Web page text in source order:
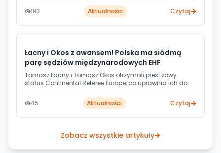
Jedziniaka ulegli 34:35 w niezwykle emocjonującym
pojedynku, co oznacza walkę o trzynaste miejsce
193 Aktualności Czytaj
Łacny i Okos z awansem! Polska ma siódmą
parę sędziów międzynarodowych EHF
Tomasz Łacny i Tomasz Okos otrzymali prestiżowy
status Continental Referee Europe, co uprawnia ich do
duet przekonał do siebie obserwatorów EHF podczas
lipcowego kursu certyfikacyjnego w Kosowie, a Polska
45 Aktualności Czytaj
Zobacz wszystkie artykuły